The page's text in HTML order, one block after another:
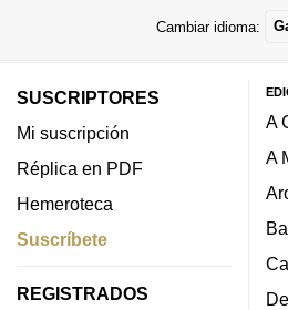
Cambiar idioma:
SUSCRIPTORES
Mi suscripción
Réplica en PDF
Hemeroteca
Suscríbete
REGISTRADOS
A
A